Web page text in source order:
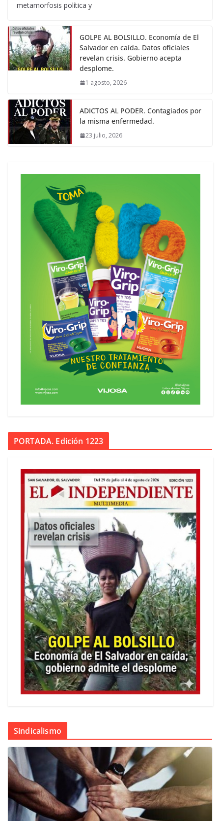
metamorfosis política y
GOLPE AL BOLSILLO. Economía de El
Salvador en caída. Datos oficiales
revelan crisis. Gobierno acepta
desplome.
1 agosto, 2026
ADICTOS AL PODER. Contagiados por
la misma enfermedad.
23 julio, 2026
PORTADA. Edición 1223
Sindicalismo